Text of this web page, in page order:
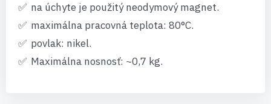
na úchyte je použitý neodymový magnet.
maximálna pracovná teplota: 80°C.
povlak: nikel.
Maximálna nosnosť: ~0,7 kg.